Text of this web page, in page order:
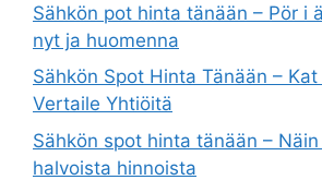
Sähkön pot hinta tänään – Pör i
nyt ja huomenna
Sähkön Spot Hinta Tänään –
Vertaile Yhtiöitä
Sähkön spot hinta tänään –
halvoista hinnoista